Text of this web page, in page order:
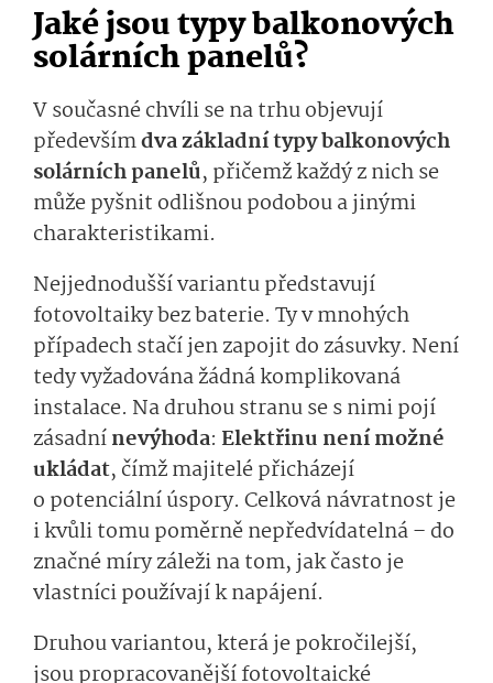
Jaké jsou typy balkonových
solárních panelů?
V současné chvíli se na trhu objevují
předevšímdva základní typy balkonových
solárních panelů, přičemž každý z nich se
může pyšnit odlišnou podobou a jinými
charakteristikami.
Nejjednodušší variantu představují
fotovoltaiky bez baterie. Ty v mnohých
případech stačí jen zapojit do zásuvky. Není
tedy vyžadována žádná komplikovaná
instalace. Na druhou stranu se s nimi pojí
zásadnínevýhoda: Elektřinu není možné
ukládat, čímž majitelé přicházejí
o potenciální úspory. Celková návratnost je
i kvůli tomu poměrně nepředvídatelná – do
značné míry záleži na tom, jak často je
vlastníci používají k napájení.
Druhou variantou, která je pokročilejší,
jsou propracovanější fotovoltaické